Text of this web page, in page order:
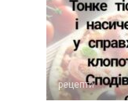
рецепти